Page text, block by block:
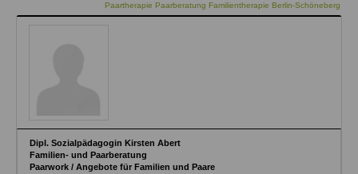
Paartherapie Paarberatung Familientherapie Berlin-Schöneberg
Dipl. Sozialpädagogin Kirsten Abert
Familien- und Paarberatung
Paarwork / Angebote für Familien und Paare